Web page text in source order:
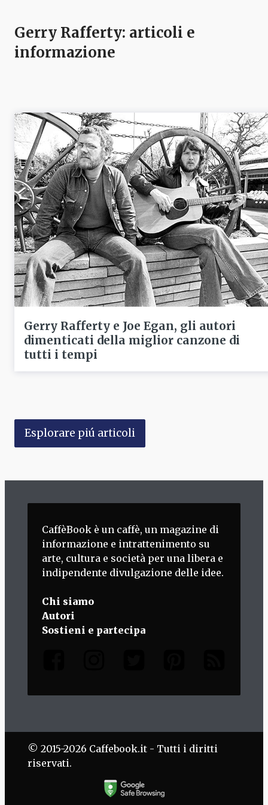
Gerry Rafferty: articoli e
informazione
Gerry Rafferty e Joe Egan, gli autori
dimenticati della miglior canzone di
tutti i tempi
Esplorare piú articoli
CaffèBook è un caffè, un magazine di
informazione e intrattenimento su
arte, cultura e società per una libera e
indipendente divulgazione delle idee.
Chi siamo
Autori
Sostieni e partecipa
© 2015-2026 Caffebook.it - Tutti i diritti
riservati.